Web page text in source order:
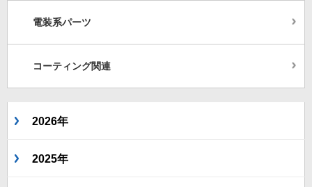
電装系パーツ
コーティング関連
2026年
2025年